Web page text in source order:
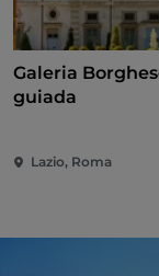
Galeria
guiada
Lazio, Roma